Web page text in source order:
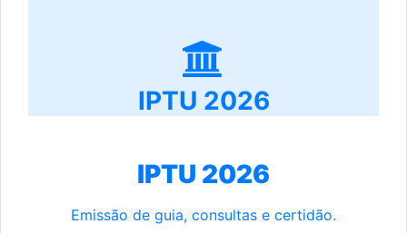
IPTU 2026
IPTU 2026
Emissão de guia, consultas e certidão.